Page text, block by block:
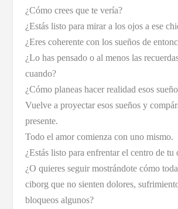
¿Cómo crees que te vería?
¿Estás listo para mirar a los ojos a ese
¿Eres coherente con los sueños de
¿Lo has pensado o al menos las
cuando?
¿Cómo planeas hacer realidad esos
Vuelve a proyectar esos sueños y
presente.
Todo el amor comienza con uno mismo.
¿Estás listo para enfrentar el centro de tu
¿O quieres seguir mostrándote cómo
ciborg que no sienten dolores,
bloqueos algunos?